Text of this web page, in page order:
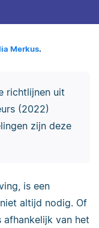
Merkus.
richtlijnen uit
(2022)
zijn deze
is een
niet altijd nodig. Of
van het